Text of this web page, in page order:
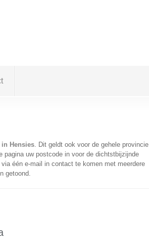
Hensies. Dit geldt ook voor de gehele provincie
pagina uw postcode in voor de dichtstbijzijnde
één e-mail in contact te komen met meerdere
getoond.